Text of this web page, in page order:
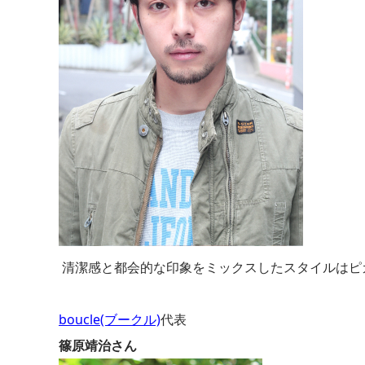
清潔感と都会的な印象をミックスしたスタイルは
boucle(ブークル)代表
篠原靖治さん